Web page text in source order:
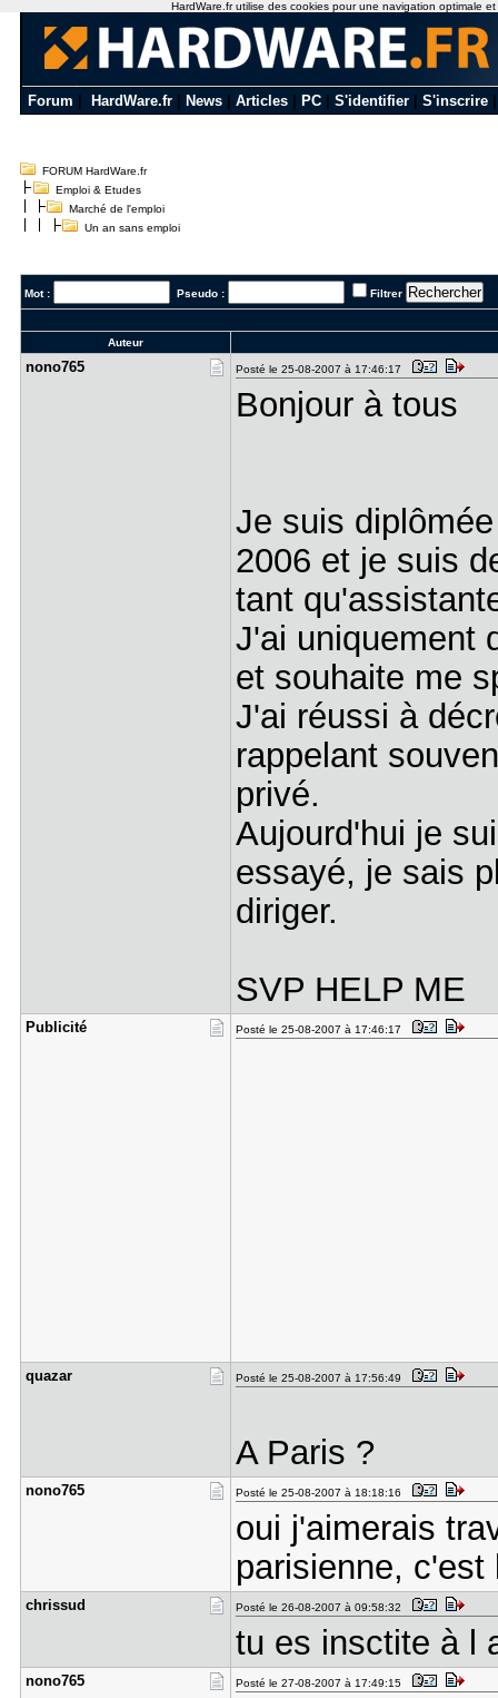
Forum HardWare.fr News Articles PC S'identifier S'inscrire
FORUM HardWare.fr
Emploi & Etudes
Marché de l'emploi
Un an sans emploi
Mot : Pseudo : Filtrer
Auteur
nono765 Posté le 25-08-2007 à 17:46:17
Bonjour à tous
Je suis
2006 et je suis
tant
J'ai uniquement
et souhaite me
J'ai réussi à
rappelant
privé.
Aujourd'hui je
essayé, je sais
diriger.
SVP HELP ME
Publicité Posté le 25-08-2007 à 17:46:17
quazar Posté le 25-08-2007 à 17:56:49
A Paris ?
nono765 Posté le 25-08-2007 à 18:18:16
oui j'aimerais
parisienne, c'est
chrissud Posté le 26-08-2007 à 09:58:32
tu es insctite à l
nono765 Posté le 27-08-2007 à 17:49:15
HardWare.fr utilise des cookies pour une navigation optimale